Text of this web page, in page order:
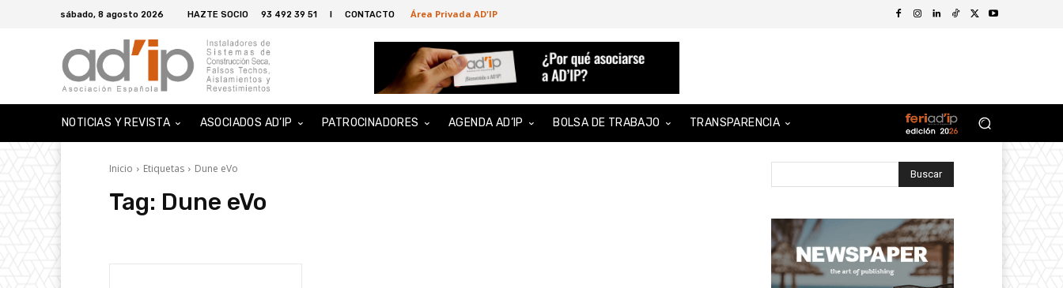
sábado, 8 agosto 2026 HAZTE SOCIO 93 492 39 51 I CONTACTO Área Privada AD'IP
NOTICIAS Y REVISTA ASOCIADOS AD’IP PATROCINADORES AGENDA AD’IP BOLSA DE TRABAJO TRANSPARENCIA
Inicio Etiquetas Dune eVo
Tag: Dune eVo
Buscar